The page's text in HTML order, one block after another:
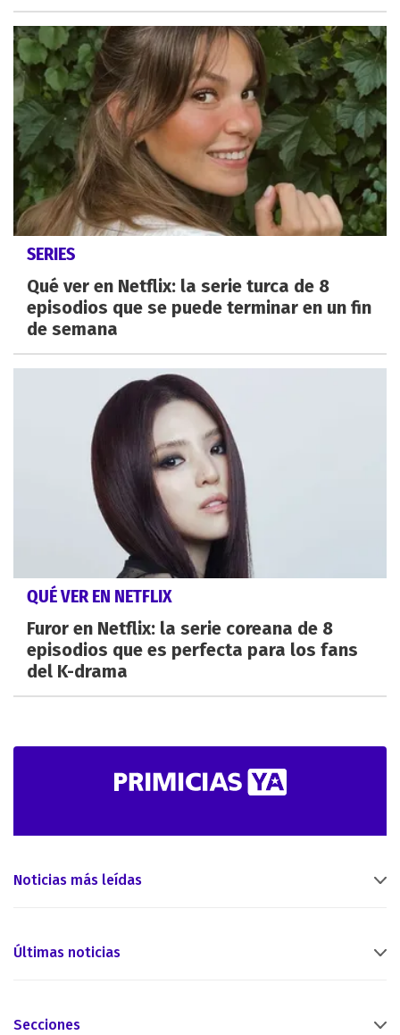
SERIES
Qué ver en Netflix: la serie turca de 8
episodios que se puede terminar en un fin
de semana
QUÉ VER EN NETFLIX
Furor en Netflix: la serie coreana de 8
episodios que es perfecta para los fans
del K-drama
Noticias más leídas
Últimas noticias
Secciones